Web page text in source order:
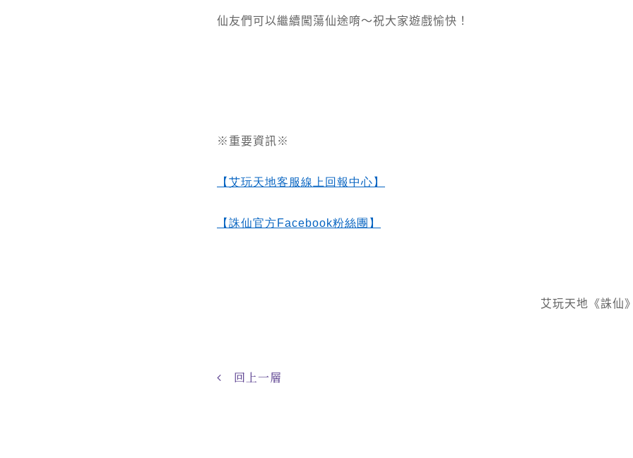
仙友們可以繼續闖蕩仙途唷～祝大家遊戲愉快！
※重要資訊※
【艾玩天地客服線上回報中心】
【誅仙官方Facebook粉絲團】
艾玩天地《誅仙
回上一層